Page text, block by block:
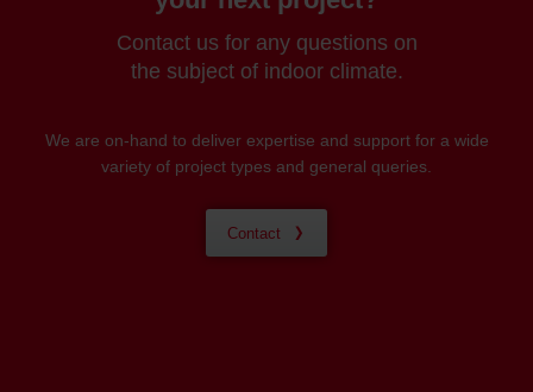
Contact us for any questions on
the subject of indoor climate.
We are on-hand to deliver expertise and support for a wide
variety of project types and general queries.
Contact